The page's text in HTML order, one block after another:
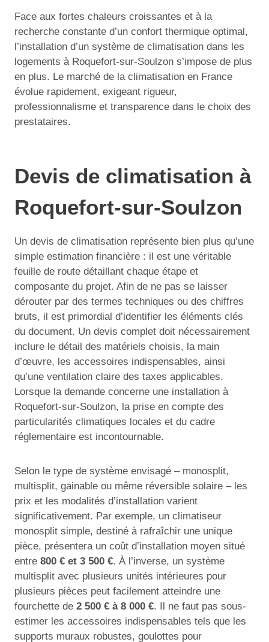
Face aux fortes chaleurs croissantes et à la
recherche constante d’un confort thermique optimal,
l’installation d’un système de climatisation dans les
logements à Roquefort-sur-Soulzon s’impose de plus
en plus. Le marché de la climatisation en France
évolue rapidement, exigeant rigueur,
professionnalisme et transparence dans le choix des
prestataires.
Devis de climatisation à
Roquefort-sur-Soulzon
Un devis de climatisation représente bien plus qu’une
simple estimation financière : il est une véritable
feuille de route détaillant chaque étape et
composante du projet. Afin de ne pas se laisser
dérouter par des termes techniques ou des chiffres
bruts, il est primordial d’identifier les éléments clés
du document. Un devis complet doit nécessairement
inclure le détail des matériels choisis, la main
d’œuvre, les accessoires indispensables, ainsi
qu’une ventilation claire des taxes applicables.
Lorsque la demande concerne une installation à
Roquefort-sur-Soulzon, la prise en compte des
particularités climatiques locales et du cadre
réglementaire est incontournable.
Selon le type de système envisagé – monosplit,
multisplit, gainable ou même réversible solaire – les
prix et les modalités d’installation varient
significativement. Par exemple, un climatiseur
monosplit simple, destiné à rafraîchir une unique
pièce, présentera un coût d’installation moyen situé
entre 800 € et 3 500 €. À l’inverse, un système
multisplit avec plusieurs unités intérieures pour
plusieurs pièces peut facilement atteindre une
fourchette de 2 500 € à 8 000 €. Il ne faut pas sous-
estimer les accessoires indispensables tels que les
supports muraux robustes, goulottes pour